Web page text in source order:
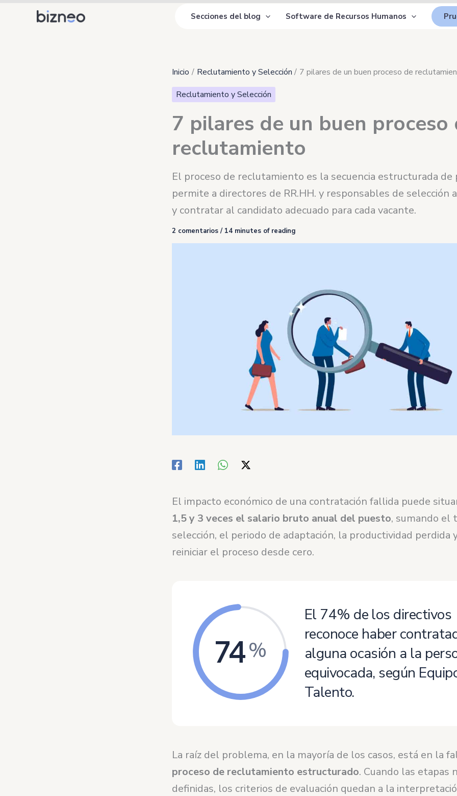
Secciones del blog Software de Recursos Humanos
Inicio Reclutamiento y Selección
7 pilares de un buen proceso de
Reclutamiento y Selección
7 pilares de un buen proceso
reclutamiento
El proceso de reclutamiento es la secuencia estructurada de
permite a directores de RR.HH. y responsables de selección
y contratar al candidato adecuado para cada vacante.
2 comentarios / 14 minutes of reading
El impacto económico de una contratación fallida puede
1,5 y 3 veces el salario bruto anual del puesto, sumando el
selección, el periodo de adaptación, la productividad perdida
reiniciar el proceso desde cero.
74%
El 74% de los directivos
reconoce haber
alguna ocasión a la
equivocada, según
Talento.
La raíz del problema, en la mayoría de los casos, está en la
proceso de reclutamiento estructurado. Cuando las etapas
definidas, los criterios de evaluación quedan a la